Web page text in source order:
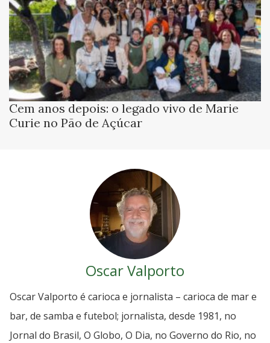
Cem anos depois: o legado vivo de Marie
Curie no Pão de Açúcar
Oscar Valporto
Oscar Valporto é carioca e jornalista – carioca de mar e
bar, de samba e futebol; jornalista, desde 1981, no
Jornal do Brasil, O Globo, O Dia, no Governo do Rio, no